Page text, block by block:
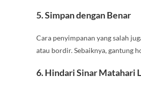
5.Simpan dengan Benar
Cara penyimpanan yang salah
atau bordir. Sebaiknya, gantung
6.Hindari Sinar Matahari